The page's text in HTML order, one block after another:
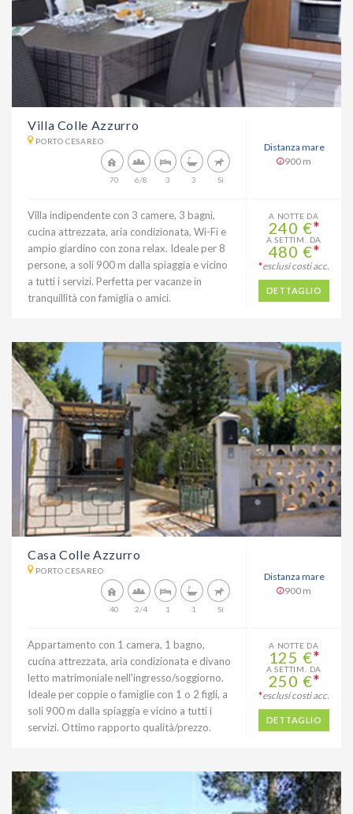
Villa Colle Azzurro
PORTO CESAREO
Sì
3
3
6/8
70
Distanza mare
900 m
Villa indipendente con 3 camere, 3 bagni,
cucina attrezzata, aria condizionata, Wi-Fi e
ampio giardino con zona relax. Ideale per 8
persone, a soli 900 m dalla spiaggia e vicino
a tutti i servizi. Perfetta per vacanze in
tranquillità con famiglia o amici.
A NOTTE DA
240 €*
A SETTIM. DA
480 €*
*esclusi costi acc.
DETTAGLIO
Casa Colle Azzurro
PORTO CESAREO
Sì
1
1
2/4
40
Distanza mare
900 m
Appartamento con 1 camera, 1 bagno,
cucina attrezzata, aria condizionata e divano
letto matrimoniale nell'ingresso/soggiorno.
Ideale per coppie o famiglie con 1 o 2 figli, a
soli 900 m dalla spiaggia e vicino a tutti i
servizi. Ottimo rapporto qualità/prezzo.
A NOTTE DA
125 €*
A SETTIM. DA
250 €*
*esclusi costi acc.
DETTAGLIO